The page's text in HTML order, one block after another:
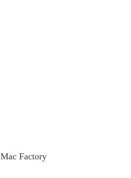
Mac Factory